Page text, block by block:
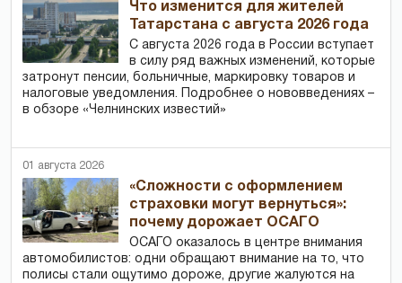
Что изменится для жителей
Татарстана с августа 2026 года
С августа 2026 года в России вступает
в силу ряд важных изменений, которые
затронут пенсии, больничные, маркировку товаров и
налоговые уведомления. Подробнее о нововведениях –
в обзоре «Челнинских известий»
01 августа 2026
«Сложности с оформлением
страховки могут вернуться»:
почему дорожает ОСАГО
ОСАГО оказалось в центре внимания
автомобилистов: одни обращают внимание на то, что
полисы стали ощутимо дороже, другие жалуются на